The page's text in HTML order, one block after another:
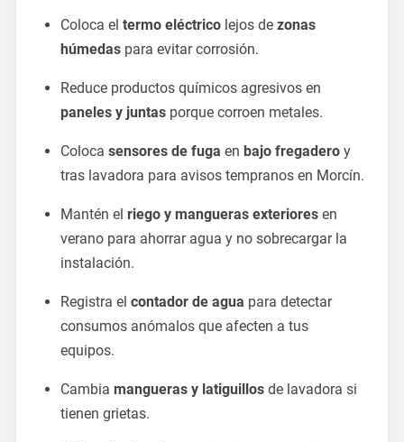
Coloca el termo eléctricolejos de zonas
húmedaspara evitar corrosión.
Reduce productos químicos agresivos en
paneles y juntasporque corroen metales.
Coloca sensores de fuga en bajo fregaderoy
tras lavadora para avisos tempranos en Morcín.
Mantén el riego y mangueras exterioresen
verano para ahorrar agua y no sobrecargar la
instalación.
Registra el contador de agua para detectar
consumos anómalos que afecten a tus
equipos.
Cambia mangueras y latiguillosde lavadora si
tienen grietas.